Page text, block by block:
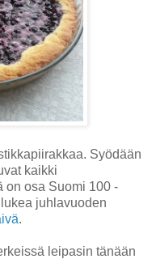
Syödään
kaikki
on osa Suomi 100 -
juhlavuoden
.
leipasin tänään